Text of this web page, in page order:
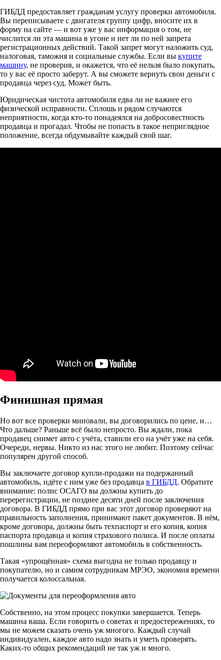
ГИБДД предоставляет гражданам услугу проверки автомобиля.
Вы переписываете с двигателя группу цифр, вносите их в
форму на сайте — и вот уже у вас информация о том, не
числится ли эта машина в угоне и нет ли по ней запрета
регистрационных действий. Такой запрет могут наложить суд,
налоговая, таможня и социальные службы. Если вы купите
машину, не проверив, и окажется, что её нельзя было покупать,
то у вас её просто заберут. А вы сможете вернуть свои деньги с
продавца через суд. Может быть.
Юридическая чистота автомобиля едва ли не важнее его
физической исправности. Сплошь и рядом случаются
неприятности, когда кто-то понадеялся на добросовестность
продавца и прогадал. Чтобы не попасть в такое неприглядное
положение, всегда обдумывайте каждый свой шаг.
Финишная прямая
Но вот все проверки миновали, вы договорились по цене, и…
Что дальше? Раньше всё было непросто. Вы ждали, пока
продавец снимет авто с учёта, ставили его на учёт уже на себя.
Очереди, нервы. Никто из нас этого не любит. Поэтому сейчас
популярен другой способ.
Вы заключаете договор купли-продажи на подержанный
автомобиль, идёте с ним уже без продавца в ГИБДД. Обратите
внимание: полис ОСАГО вы должны купить до
перерегистрации, не позднее десяти дней после заключения
договора. В ГИБДД прямо при вас этот договор проверяют на
правильность заполнения, принимают пакет документов. В нём,
кроме договора, должны быть техпаспорт и его копия, копия
паспорта продавца и копия страхового полиса. И после оплаты
пошлины вам переоформляют автомобиль в собственность.
Такая «упрощённая» схема выгодна не только продавцу и
покупателю, но и самим сотрудникам МРЭО, экономия времени
получается колоссальная.
Собственно, на этом процесс покупки завершается. Теперь
машина ваша. Если говорить о советах и предостережениях, то
мы не можем сказать очень уж многого. Каждый случай
индивидуален, каждое авто надо знать и уметь проверять.
Каких-то общих рекомендаций не так уж и много.